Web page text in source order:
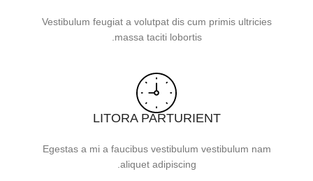
Vestibulum feugiat a volutpat dis cum primis ultricies
massa taciti lobortis.
LITORA PARTURIENT
Egestas a mi a faucibus vestibulum vestibulum nam
aliquet adipiscing.